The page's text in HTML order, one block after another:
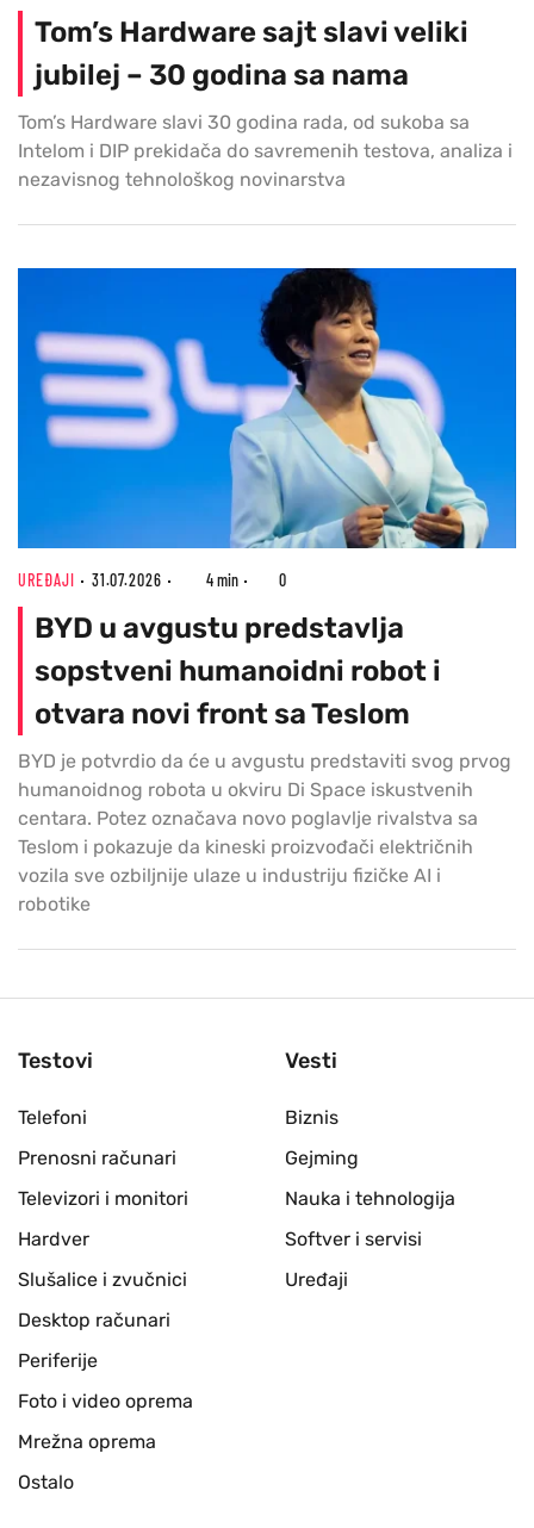
Tom’s Hardware sajt slavi veliki
jubilej – 30 godina sa nama
Tom’s Hardware slavi 30 godina rada, od sukoba sa
Intelom i DIP prekidača do savremenih testova, analiza i
nezavisnog tehnološkog novinarstva
UREĐAJI 31.07.2026 4 min 0
BYD u avgustu predstavlja
sopstveni humanoidni robot i
otvara novi front sa Teslom
BYD je potvrdio da će u avgustu predstaviti svog prvog
humanoidnog robota u okviru Di Space iskustvenih
centara. Potez označava novo poglavlje rivalstva sa
Teslom i pokazuje da kineski proizvođači električnih
vozila sve ozbiljnije ulaze u industriju fizičke AI i
robotike
Testovi
Telefoni
Prenosni računari
Televizori i monitori
Hardver
Slušalice i zvučnici
Desktop računari
Periferije
Foto i video oprema
Mrežna oprema
Ostalo
Vesti
Biznis
Gejming
Nauka i tehnologija
Softver i servisi
Uređaji